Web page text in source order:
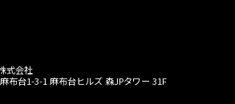
式会社
布台1-3-1 麻布台ヒルズ 森JPタワー 31F